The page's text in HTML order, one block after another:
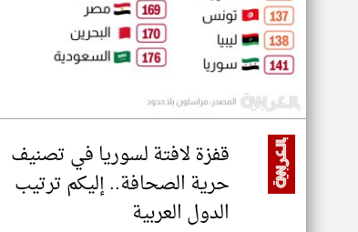
قفزة لافتة لسوريا في تصنيف
حرية الصحافة.. إليكم ترتيب
الدول العربية